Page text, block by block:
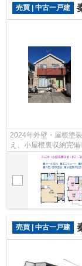
売買 | 中古一戸建
2024年外壁・屋根塗
え、小屋根裏収納完
宅です。カースペー
売買 | 中古一戸建